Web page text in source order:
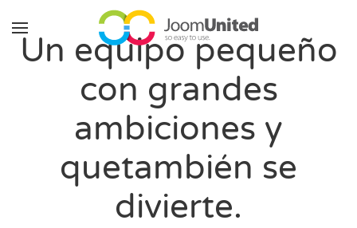
Saltar al contenido principal
Un equipo pequeño
con grandes
ambiciones y
quetambién se
divierte.